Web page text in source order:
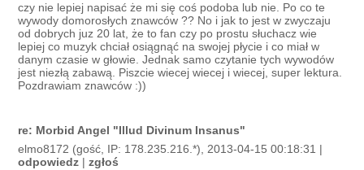
czy nie lepiej napisać że mi się coś podoba lub nie. Po co te
wywody domorosłych znawców ?? No i jak to jest w zwyczaju
od dobrych juz 20 lat, że to fan czy po prostu słuchacz wie
lepiej co muzyk chciał osiągnąć na swojej płycie i co miał w
danym czasie w głowie. Jednak samo czytanie tych wywodów
jest niezłą zabawą. Piszcie wiecej wiecej i wiecej, super lektura.
Pozdrawiam znawców :))
re: Morbid Angel "Illud Divinum Insanus"
elmo8172 (gość, IP: 178.235.216.*), 2013-04-15 00:18:31 |
odpowiedz |zgłoś